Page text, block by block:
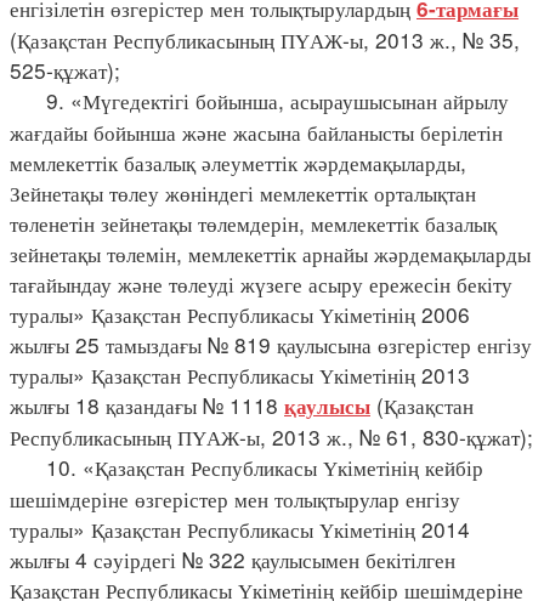
енгізілетін өзгерістер мен толықтырулардың 6-тармағы
(Қазақстан Республикасының ПҮАЖ-ы, 2013 ж., № 35,
525-құжат);
9. «Мүгедектігі бойынша, асыраушысынан айрылу
жағдайы бойынша және жасына байланысты берілетін
мемлекеттік базалық әлеуметтік жәрдемақыларды,
Зейнетақы төлеу жөніндегі мемлекеттік орталықтан
төленетін зейнетақы төлемдерін, мемлекеттік базалық
зейнетақы төлемін, мемлекеттік арнайы жәрдемақыларды
тағайындау және төлеуді жүзеге асыру ережесін бекіту
туралы» Қазақстан Республикасы Үкіметінің 2006
жылғы 25 тамыздағы № 819 қаулысына өзгерістер енгізу
туралы» Қазақстан Республикасы Үкіметінің 2013
жылғы 18 қазандағы № 1118 қаулысы (Қазақстан
Республикасының ПҮАЖ-ы, 2013 ж., № 61, 830-құжат);
10. «Қазақстан Республикасы Үкіметінің кейбір
шешімдеріне өзгерістер мен толықтырулар енгізу
туралы» Қазақстан Республикасы Үкіметінің 2014
жылғы 4 сәуірдегі № 322 қаулысымен бекітілген
Қазақстан Республикасы Үкіметінің кейбір шешімдеріне